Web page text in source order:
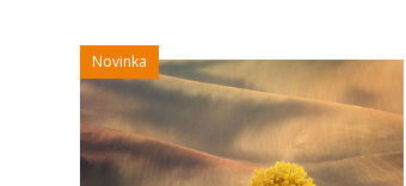
Novinka